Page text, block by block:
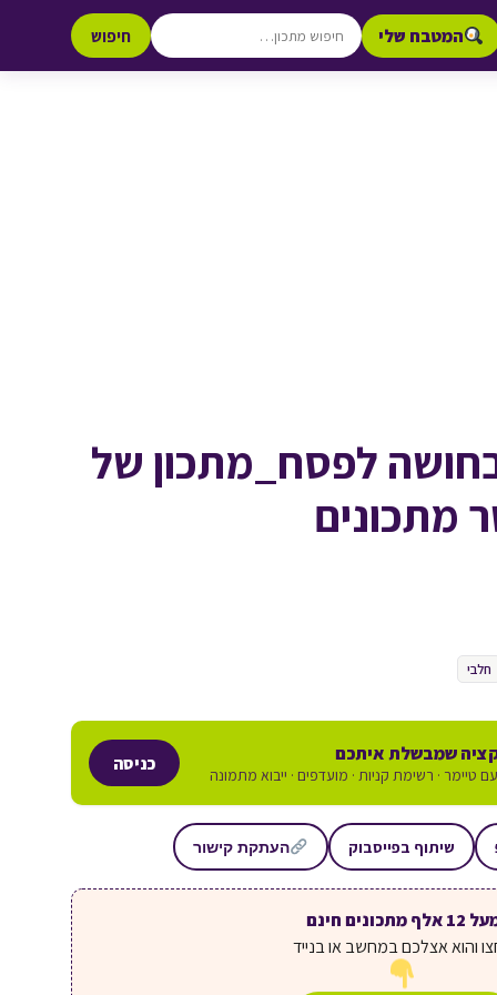
המטבח שלי חיפוש
לפסח_מתכון של
מתכונים
חלבי
שמבשלת איתכם
טיימר · רשימת קניות · מועדפים · ייבוא מתמונה
כניסה
שיתוף בפייסבוק העתקת קישור
אלף מתכונים חינם
והוא אצלכם במחשב או בנייד